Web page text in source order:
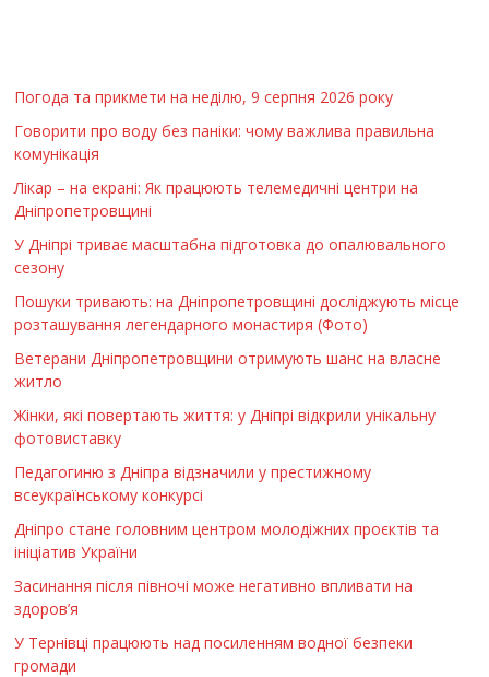
Погода та прикмети на неділю, 9 серпня 2026 року
Говорити про воду без паніки: чому важлива правильна
комунікація
Лікар – на екрані: Як працюють телемедичні центри на
Дніпропетровщині
У Дніпрі триває масштабна підготовка до опалювального
сезону
Пошуки тривають: на Дніпропетровщині досліджують місце
розташування легендарного монастиря (Фото)
Ветерани Дніпропетровщини отримують шанс на власне
житло
Жінки, які повертають життя: у Дніпрі відкрили унікальну
фотовиставку
Педагогиню з Дніпра відзначили у престижному
всеукраїнському конкурсі
Дніпро стане головним центром молодіжних проєктів та
ініціатив України
Засинання після півночі може негативно впливати на
здоров’я
У Тернівці працюють над посиленням водної безпеки
громади